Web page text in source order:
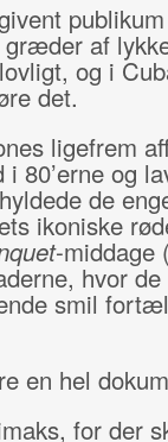
af
og i
det.
ligefrem
80’erne og
de
ikoniske
-middage
hvor de
smil
en hel
for der